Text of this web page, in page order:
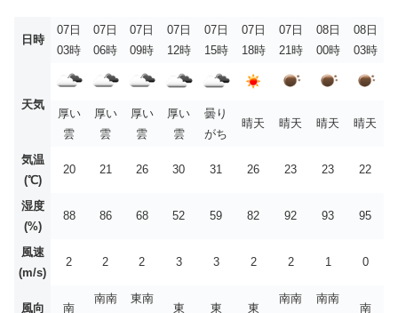
日時
07日
03時
07日
06時
07日
09時
07日
12時
07日
15時
07日
18時
07日
21時
08日
00時
08日
03時
天気
厚い
雲
厚い
雲
厚い
雲
厚い
雲
曇り
がち
晴天 晴天 晴天 晴天
気温
(℃)
20 21 26 30 31 26 23 23 22
湿度
(%)
88 86 68 52 59 82 92 93 95
風速
(m/s)
2 2 2 3 3 2 2 1 0
風向 南
南南
東南
東 東 東
南南
南南
南